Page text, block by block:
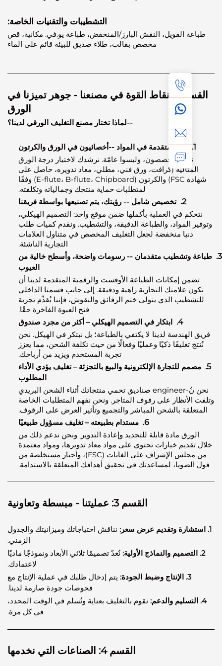
التشطيبات والتقنيات الخاصة:
الفويل، النقش البارز/المنخفض، طباعة يو.في. مكانية، قص
مخصص بقالب، طلاء صديق للبيئة قائم على الماء
القسم 2: نقاط القوة في مصنعنا - جوهر تميزنا في
--لماذا تختار مصنع التغليف الورقي لدينا؟
خبرة متقدمة في المواد--أخصائيون في الورق والكرتون
نحن متخصصون، وليسوا عامّة. نرشدك لاختيار درجة الورق
(كرافت، ورق فني، مطلي، معاد تدويره، حاصل على
شهادة FSC) والكرتون (E-flute، B-flute، Chipboard) وفقًا
لمتطلبات حماية منتجك وجمالياته وتكلفته.
تخصيص شامل -- رؤيتك، يتم تصنيعها بواسطة فريقنا
في العملية بأكملها ضمن موقع واحد: التصميم الهيكلي،
المواد، والطباعة الدقيقة، والتشطيب. ونقدم كميات طلب
دنيا منخفضة لجعل التغليف المخصص في متناول العلامات
التجارية الناشئة.
وتشطيب متقدمان -- رسومات واضحة، وأسطح خالية من
إمكانات الطباعة الأوفست والرقمية المتقدمة لدينا أن
علامتك التجارية زاهية ودقيقة. إلى جانب قسمنا الداخلي
الذي يتولى ختم الرقائق والنقوش، فإننا نُقدِّم تجربة
فتح العبوة الفاخرة حقًا.
ابتكار في التصميم الهيكلي – أكثر من مجرد صندوق
لدينا لا يكتفي بالطباعة؛ بل نبتكر في الهيكل. نحن
تغليفًا ذكيًا وعمليًا وفعالًا من حيث تكلفة الشحن، مما يعزز
تجربة المستخدم ويزيد من أرباحك.
للتجارة الإلكترونية والبيع بالتجزئة – تغليف يؤدي الأداء
نحن نُ-engineer صناديق تحمي منتجاتك أثناء الشحن البريدي
على رفوف المتاجر. ونحن نفهم المتطلبات الخاصة
بالشحن المباشر والتجميع وتأثير العرض على الرفوف.
مستدام بطبيعته – تغليف مسؤول طبيعيًا
مادة قابلة للتجديد وإعادة التدوير. ونحن ندعم ذلك من
خيارات تحتوي على مواد معاد تدويرها، ومواد معتمدة
من مجلس الإشراف على الغابات (FSC)، وأحبار مستخلصة من
لمساعدتك في تحقيق أهدافك المتعلقة بالاستدامة.
نناقش احتياجاتك وميزانيتك والجدول
نُعدّ تصميمًا ثلاثي الأبعاد ونموذجًا ماديًا
لاعتمادك.
يتم إدخال طلبك في عملية الإنتاج مع
فحوصات جودة صارمة لدينا.
نقوم بالتغليف بعناية ونُسلم في الوقت المحدد،
في كل مرة.